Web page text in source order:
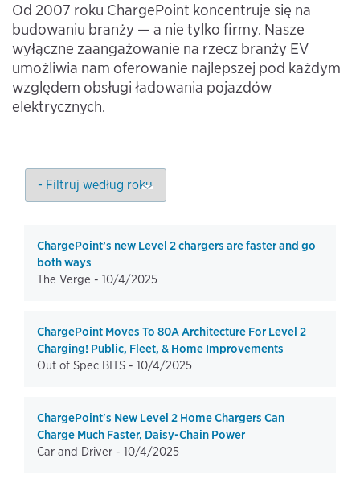
Od 2007 roku ChargePoint koncentruje się na
budowaniu branży — a nie tylko firmy. Nasze
wyłączne zaangażowanie na rzecz branży EV
umożliwia nam oferowanie najlepszej pod każdym
względem obsługi ładowania pojazdów
elektrycznych.
ChargePoint’s new Level 2 chargers are faster and go
both ways
The Verge - 10/4/2025
ChargePoint Moves To 80A Architecture For Level 2
Charging! Public, Fleet, & Home Improvements
Out of Spec BITS - 10/4/2025
ChargePoint's New Level 2 Home Chargers Can
Charge Much Faster, Daisy-Chain Power
Car and Driver - 10/4/2025